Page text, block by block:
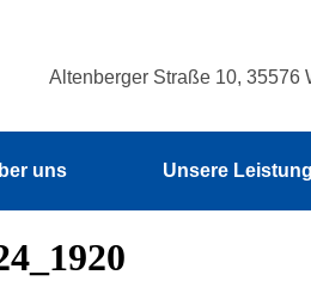
Altenberger Straße 10, 35576
uns Unsere